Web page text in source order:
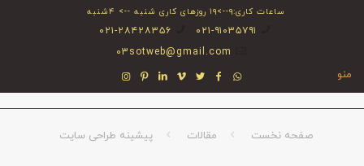
ساعات کاری:۹-->۱۹ روزهای کاری شنبه --> ۴شنبه
۰۲۱-۹۱۰۳۵۷۹۱
۰۲۱-۲۸۴۲۸۳۵۶
03sotweb@gmail.com
منو
صفحه نخست مقالات پیشینه طراحی سایت